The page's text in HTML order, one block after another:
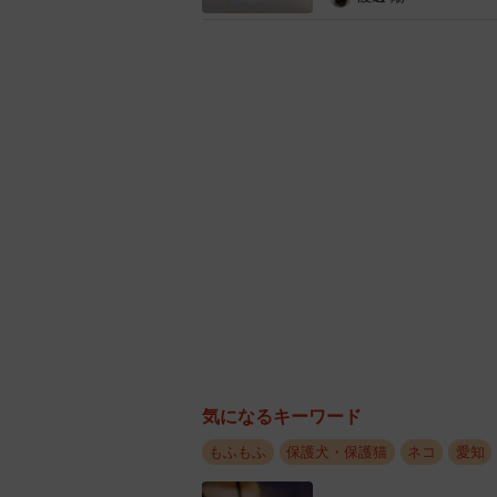
気になるキーワード
もふもふ 保護犬・保護猫 ネコ 愛知